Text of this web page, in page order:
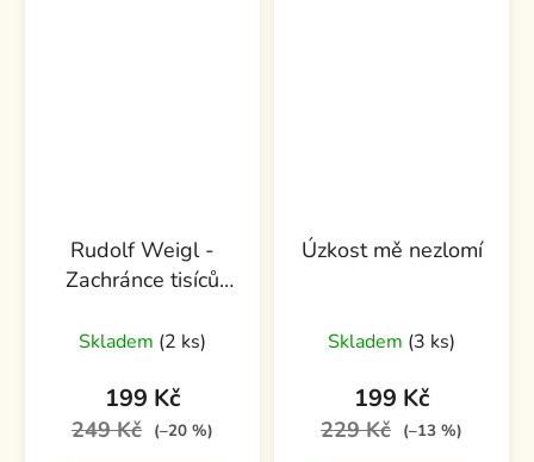
Rudolf Weigl -
Zachránce tisíců
Skladem (2 ks)
199 Kč
249 Kč (–20 %)
Úzkost mě nezlomí
Skladem (3 ks)
199 Kč
229 Kč (–13 %)